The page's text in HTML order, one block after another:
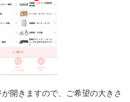
開きますので、ご希望の大きさ